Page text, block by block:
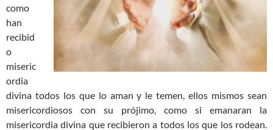
como
han
recibid
o
miseric
ordia
divina todos los que lo aman y le temen, ellos mismos sean
misericordiosos con su prójimo, como si emanaran la
misericordia divina que recibieron a todos los que los rodean.